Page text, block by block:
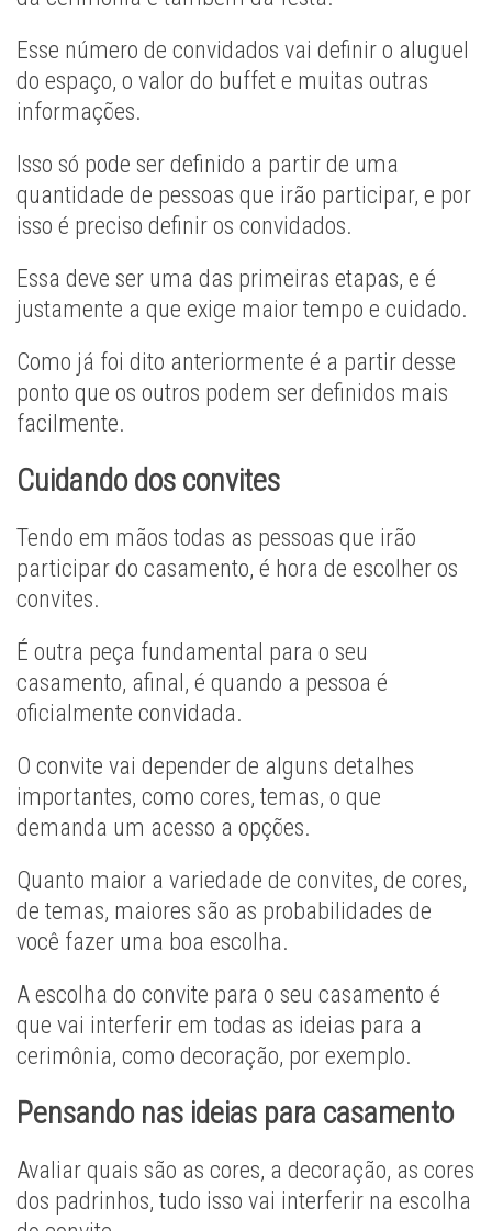
Esse número de convidados vai definir o aluguel
do espaço, o valor do buffet e muitas outras
informações.
Isso só pode ser definido a partir de uma
quantidade de pessoas que irão participar, e por
isso é preciso definir os convidados.
Essa deve ser uma das primeiras etapas, e é
justamente a que exige maior tempo e cuidado.
Como já foi dito anteriormente é a partir desse
ponto que os outros podem ser definidos mais
facilmente.
Cuidando dos convites
Tendo em mãos todas as pessoas que irão
participar do casamento, é hora de escolher os
convites.
É outra peça fundamental para o seu
casamento, afinal, é quando a pessoa é
oficialmente convidada.
O convite vai depender de alguns detalhes
importantes, como cores, temas, o que
demanda um acesso a opções.
Quanto maior a variedade de convites, de cores,
de temas, maiores são as probabilidades de
você fazer uma boa escolha.
A escolha do convite para o seu casamento é
que vai interferir em todas as ideias para a
cerimônia, como decoração, por exemplo.
Pensando nas ideias para casamento
Avaliar quais são as cores, a decoração, as cores
dos padrinhos, tudo isso vai interferir na escolha